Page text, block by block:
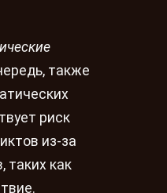
также
риск
из-за
таких как